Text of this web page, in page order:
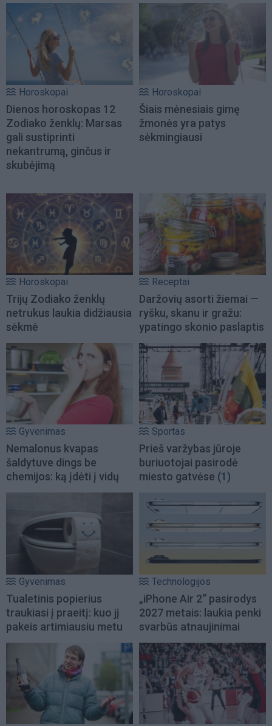
Horoskopai
Dienos horoskopas 12
Zodiako ženklų: Marsas
gali sustiprinti
nekantrumą, ginčus ir
skubėjimą
Horoskopai
Šiais mėnesiais gimę
žmonės yra patys
sėkmingiausi
Horoskopai
Trijų Zodiako ženklų
netrukus laukia didžiausia
sėkmė
Receptai
Daržovių asorti žiemai —
ryšku, skanu ir gražu:
ypatingo skonio paslaptis
Gyvenimas
Nemalonus kvapas
šaldytuve dings be
chemijos: ką įdėti į vidų
Sportas
Prieš varžybas jūroje
buriuotojai pasirodė
miesto gatvėse (1)
Gyvenimas
Tualetinis popierius
traukiasi į praeitį: kuo jį
pakeis artimiausiu metu
Technologijos
„iPhone Air 2“ pasirodys
2027 metais: laukia penki
svarbūs atnaujinimai